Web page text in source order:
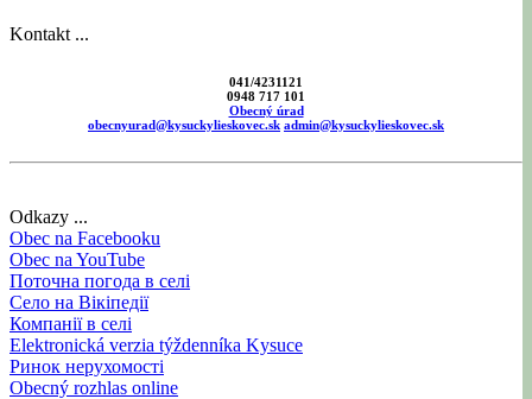
Kontakt ...
041/4231121
0948 717 101
Obecný úrad
obecnyurad@kysuckylieskovec.sk admin@kysuckylieskovec.sk
Odkazy ...
Obec na Facebooku
Obec na YouTube
Поточна погода в селі
Село на Вікіпедії
Компанії в селі
Elektronická verzia týždenníka Kysuce
Ринок нерухомості
Obecný rozhlas online